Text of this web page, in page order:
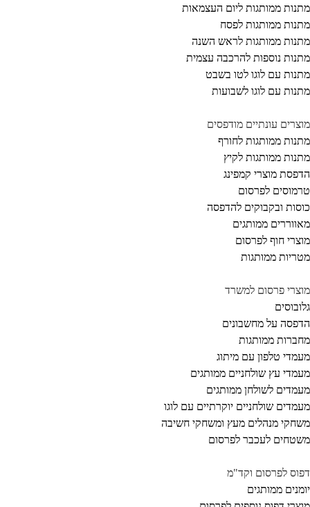
ממותגות ליום העצמאות
ממותגות לפסח
ממותגות לראש השנה
נוספות להרכבה עצמית
עם לוגו לטו בשבט
עם לוגו לשבועות
עונתיים מודפסים
ממותגות לחורף
ממותגות לקיץ
מוצרי קמפינג
לפרסום
ובקבוקים להדפסה
ממותגים
חוף לפרסום
ממותגות
פרסום למשרד
על מחשבונים
ממותגות
טלפון עם מיתוג
עץ שולחניים ממותגים
לשולחן ממותגים
שולחניים יוקרתיים עם לוגו
מנהלים מעץ ומשחקי חשיבה
לעכבר לפרסום
לפרסום וקד"מ
ממותגים